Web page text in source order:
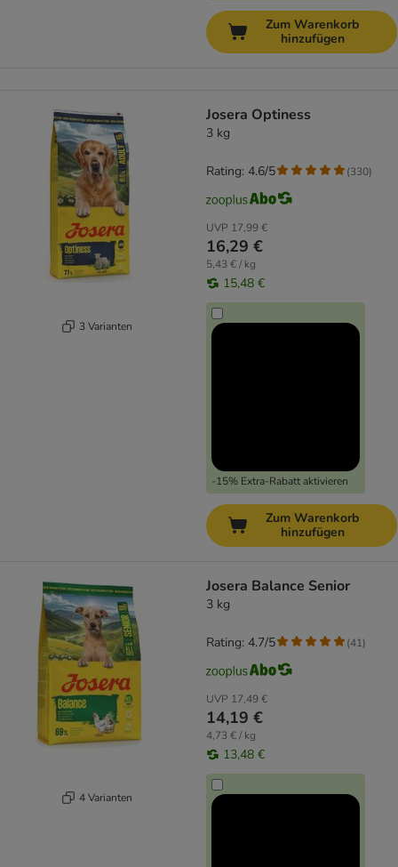
Zum Warenkorb
hinzufügen
3 Varianten
Josera Optiness
3 kg
UVP 17,99 €
16,29 €
5,43 € / kg
15,48 €
-15% Extra-Rabatt aktivieren
Rating: 4.6/5 (330)
Zum Warenkorb
hinzufügen
4 Varianten
Josera Balance Senior
3 kg
UVP 17,49 €
14,19 €
4,73 € / kg
13,48 €
Rating: 4.7/5 (41)